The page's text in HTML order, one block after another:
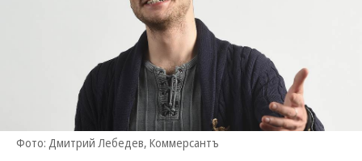
Фото: Дмитрий Лебедев, Коммерсантъ